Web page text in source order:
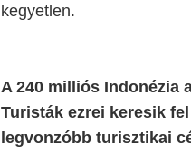
kegyetlen.
A 240 milliós Indonézia
Turisták ezrei keresik
legvonzóbb turisztikai